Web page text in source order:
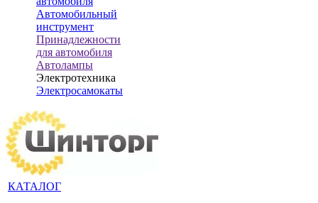
Автомобильный
инструмент
Принадлежности
для автомобиля
Автолампы
Электротехника
Электросамокаты
КАТАЛОГ